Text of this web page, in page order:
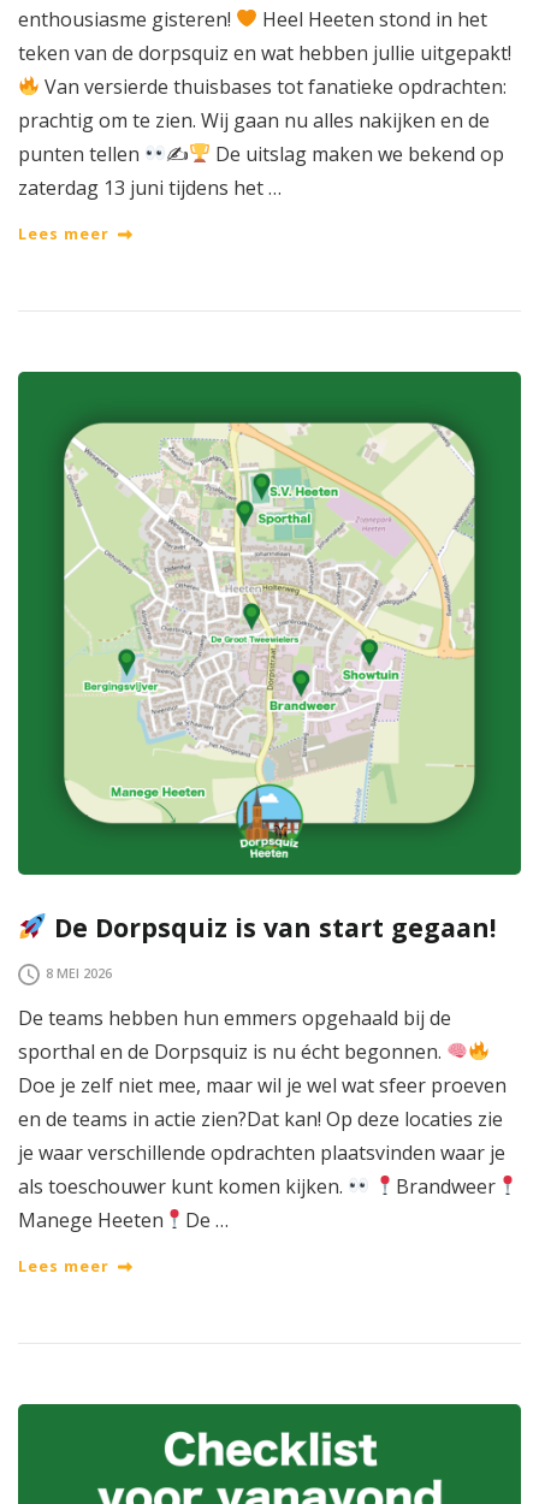
enthousiasme gisteren!
Heel Heeten stond in het
teken van de dorpsquiz en wat hebben jullie uitgepakt!
Van versierde thuisbases tot fanatieke opdrachten:
prachtig om te zien. Wij gaan nu alles nakijken en de
punten tellen
✍
De uitslag maken we bekend op
zaterdag 13 juni tijdens het …
Lees meer
De Dorpsquiz is van start gegaan!
8 MEI 2026
De teams hebben hun emmers opgehaald bij de
sporthal en de Dorpsquiz is nu écht begonnen.
Doe je zelf niet mee, maar wil je wel wat sfeer proeven
en de teams in actie zien?Dat kan! Op deze locaties zie
je waar verschillende opdrachten plaatsvinden waar je
als toeschouwer kunt komen kijken.
Brandweer
Manege Heeten
De …
Lees meer